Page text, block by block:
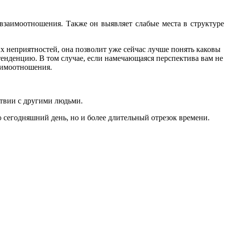
Также он выявляет слабые места в структуре
она позволит уже сейчас лучше понять каковы
В том случае, если намечающаяся перспектива вам не
с другими людьми.
день, но и более длительный отрезок вре­мени.